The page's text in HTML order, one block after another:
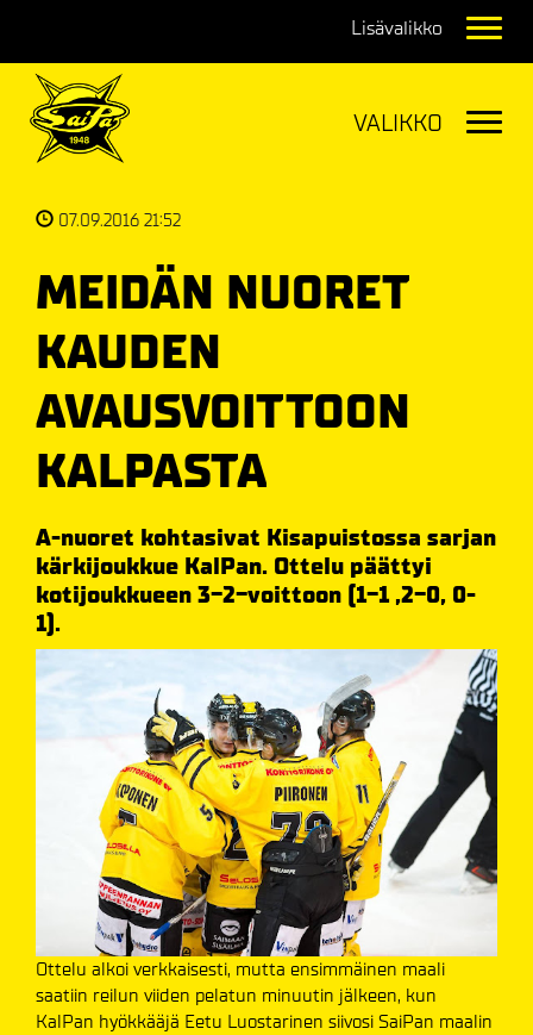
07.09.2016 21:52
MEIDÄN NUORET
KAUDEN
AVAUSVOITTOON
KALPASTA
A-nuoret kohtasivat Kisapuistossa sarjan
kärkijoukkue KalPan. Ottelu päättyi
kotijoukkueen 3-2-voittoon (1-1 ,2-0, 0-
1).
Ottelu alkoi verkkaisesti, mutta ensimmäinen maali
saatiin reilun viiden pelatun minuutin jälkeen, kun
KalPan hyökkääjä Eetu Luostarinen siivosi SaiPan maalin